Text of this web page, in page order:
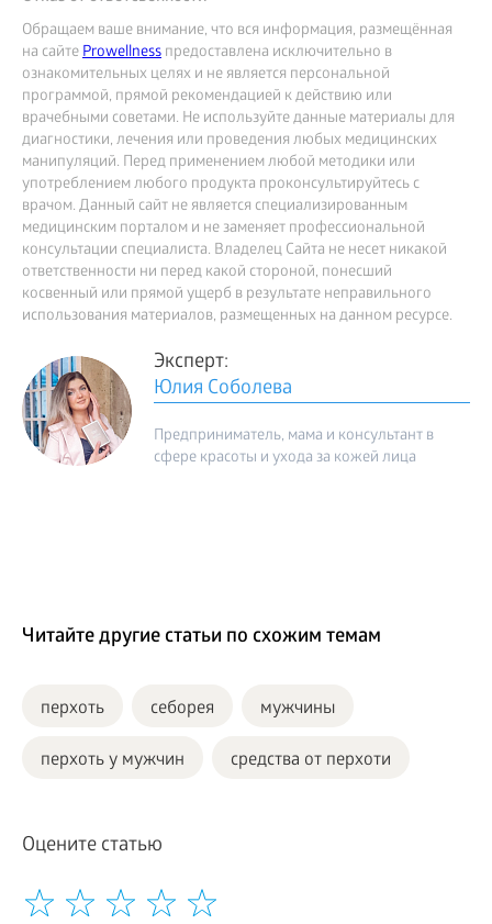
Обращаем ваше внимание, что вся информация, размещённая
на сайтеProwellness предоставлена исключительно в
ознакомительных целях и не является персональной
программой, прямой рекомендацией к действию или
врачебными советами. Не используйте данные материалы для
диагностики, лечения или проведения любых медицинских
манипуляций. Перед применением любой методики или
употреблением любого продукта проконсультируйтесь с
врачом. Данный сайт не является специализированным
медицинским порталом и не заменяет профессиональной
консультации специалиста. Владелец Сайта не несет никакой
ответственности ни перед какой стороной, понесший
косвенный или прямой ущерб в результате неправильного
использования материалов, размещенных на данном ресурсе.
Эксперт:
Юлия Соболева
Предприниматель, мама и консультант в
сфере красоты и ухода за кожей лица
Читайте другие статьи по схожим темам
перхоть себорея мужчины
перхоть у мужчин средства от перхоти
Оцените статью